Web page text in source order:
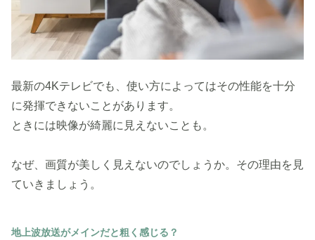
最新の4Kテレビでも、使い方によってはその性能を十分
に発揮できないことがあります。
ときには映像が綺麗に見えないことも。
なぜ、画質が美しく見えないのでしょうか。その理由を見
ていきましょう。
地上波放送がメインだと粗く感じる？